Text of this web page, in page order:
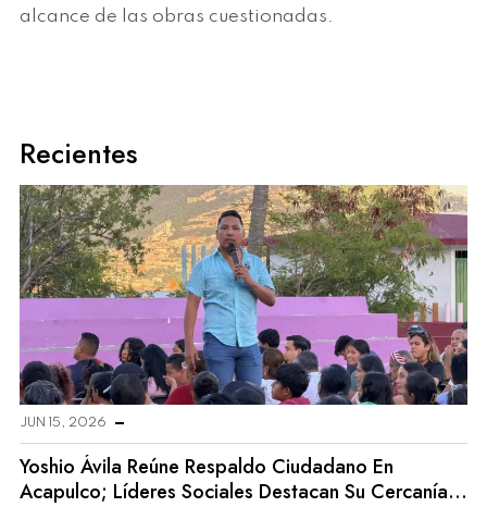
alcance de las obras cuestionadas.
Recientes
JUN 15, 2026
Yoshio Ávila Reúne Respaldo Ciudadano En
Acapulco; Líderes Sociales Destacan Su Cercanía